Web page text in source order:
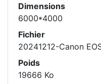
Dimensions
6000*4000
Fichier
20241212-Canon
Poids
19666 Ko